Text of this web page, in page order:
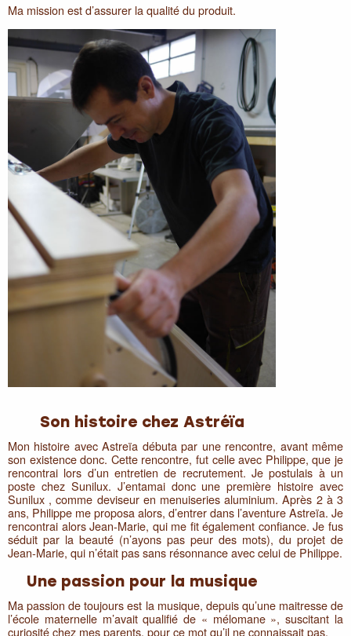
Ma mission est d’assurer la qualité du produit.
Son histoire chez Astréïa
Mon histoire avec Astreïa débuta par une rencontre, avant même
son existence donc. Cette rencontre, fut celle avec Philippe, que je
rencontrai lors d’un entretien de recrutement. Je postulais à un
poste chez Sunilux. J’entamai donc une première histoire avec
Sunilux , comme deviseur en menuiseries aluminium. Après 2 à 3
ans, Philippe me proposa alors, d’entrer dans l’aventure Astreïa. Je
rencontrai alors Jean-Marie, qui me fit également confiance. Je fus
séduit par la beauté (n’ayons pas peur des mots), du projet de
Jean-Marie, qui n’était pas sans résonnance avec celui de Philippe.
Une passion pour la musique
Ma passion de toujours est la musique, depuis qu’une maitresse de
l’école maternelle m’avait qualifié de « mélomane », suscitant la
curiosité chez mes parents, pour ce mot qu’il ne connaissait pas.